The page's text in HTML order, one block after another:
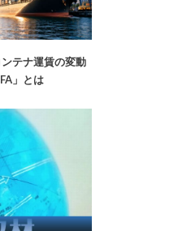
テナ運賃の変動
」とは